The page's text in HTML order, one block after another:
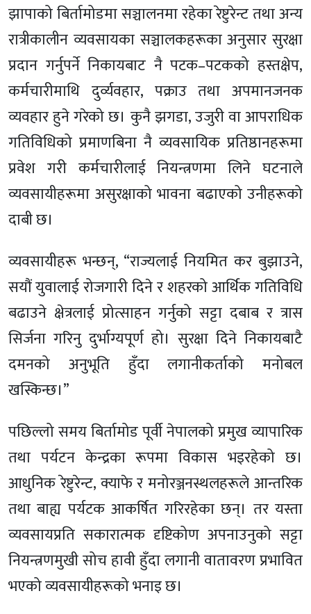
झापाको बिर्तामोडमा सञ्चालनमा रहेका रेष्टुरेन्ट तथा अन्य
रात्रीकालीन व्यवसायका सञ्चालकहरूका अनुसार सुरक्षा
प्रदान गर्नुपर्ने निकायबाट नै पटक–पटकको हस्तक्षेप,
कर्मचारीमाथि दुर्व्यवहार, पक्राउ तथा अपमानजनक
व्यवहार हुने गरेको छ। कुनै झगडा, उजुरी वा आपराधिक
गतिविधिको प्रमाणबिना नै व्यवसायिक प्रतिष्ठानहरूमा
प्रवेश गरी कर्मचारीलाई नियन्त्रणमा लिने घटनाले
व्यवसायीहरूमा असुरक्षाको भावना बढाएको उनीहरूको
दाबी छ।
व्यवसायीहरू भन्छन्, “राज्यलाई नियमित कर बुझाउने,
सयौं युवालाई रोजगारी दिने र शहरको आर्थिक गतिविधि
बढाउने क्षेत्रलाई प्रोत्साहन गर्नुको सट्टा दबाब र त्रास
सिर्जना गरिनु दुर्भाग्यपूर्ण हो। सुरक्षा दिने निकायबाटै
दमनको अनुभूति हुँदा लगानीकर्ताको मनोबल
खस्किन्छ।”
पछिल्लो समय बिर्तामोड पूर्वी नेपालको प्रमुख व्यापारिक
तथा पर्यटन केन्द्रका रूपमा विकास भइरहेको छ।
आधुनिक रेष्टुरेन्ट, क्याफे र मनोरञ्जनस्थलहरूले आन्तरिक
तथा बाह्य पर्यटक आकर्षित गरिरहेका छन्। तर यस्ता
व्यवसायप्रति सकारात्मक दृष्टिकोण अपनाउनुको सट्टा
नियन्त्रणमुखी सोच हावी हुँदा लगानी वातावरण प्रभावित
भएको व्यवसायीहरूको भनाइ छ।